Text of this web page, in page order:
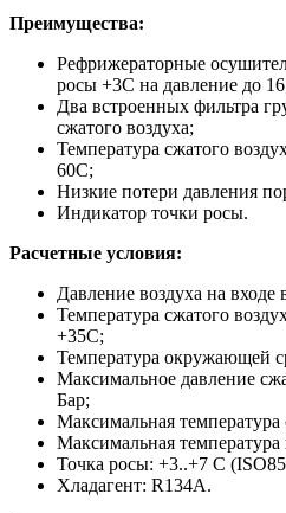
Преимущества:
Рефрижераторные
росы +3С на давление до
Два встроенных фильтра
сжатого воздуха;
Температура сжатого
60С;
Низкие потери давления
Индикатор точки росы.
Расчетные условия:
Давление воздуха на входе
Температура сжатого
+35С;
Температура окружающей
Максимальное давление
Бар;
Максимальная
Максимальная
Точка росы: +3..+7 С
Хладагент: R134A.